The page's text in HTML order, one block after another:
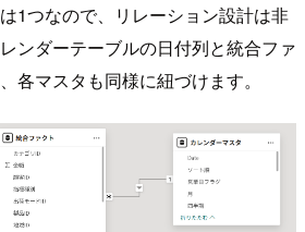
1つなので、リレーション設計は非
ンダーテーブルの日付列と統合ファ
各マスタも同様に紐づけます。